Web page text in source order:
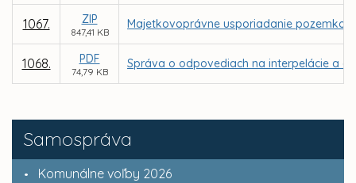
Samospráva
Komunálne voľby 2026
1067. ZIP
847,41 KB
Majetkovoprávne usporiadanie
1068. PDF
74,79 KB
Správa o odpovediach na interpelácie a